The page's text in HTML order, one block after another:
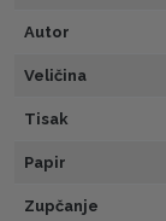
Autor
Veličina
Tisak
Papir
Zupčanje